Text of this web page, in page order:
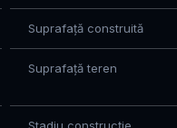
sustenabil
Suprafață construită
Suprafață teren